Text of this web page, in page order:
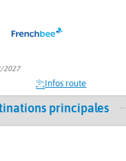
2027
Infos route
principales